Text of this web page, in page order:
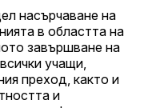
насърчаване на
в областта на
завършване на
учащи,
преход, както и
и